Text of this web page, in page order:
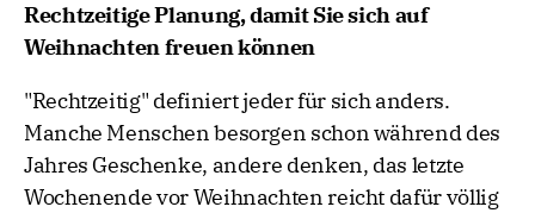
Rechtzeitige Planung, damit Sie sich auf
Weihnachten freuen können
"Rechtzeitig" definiert jeder für sich anders.
Manche Menschen besorgen schon während des
Jahres Geschenke, andere denken, das letzte
Wochenende vor Weihnachten reicht dafür völlig